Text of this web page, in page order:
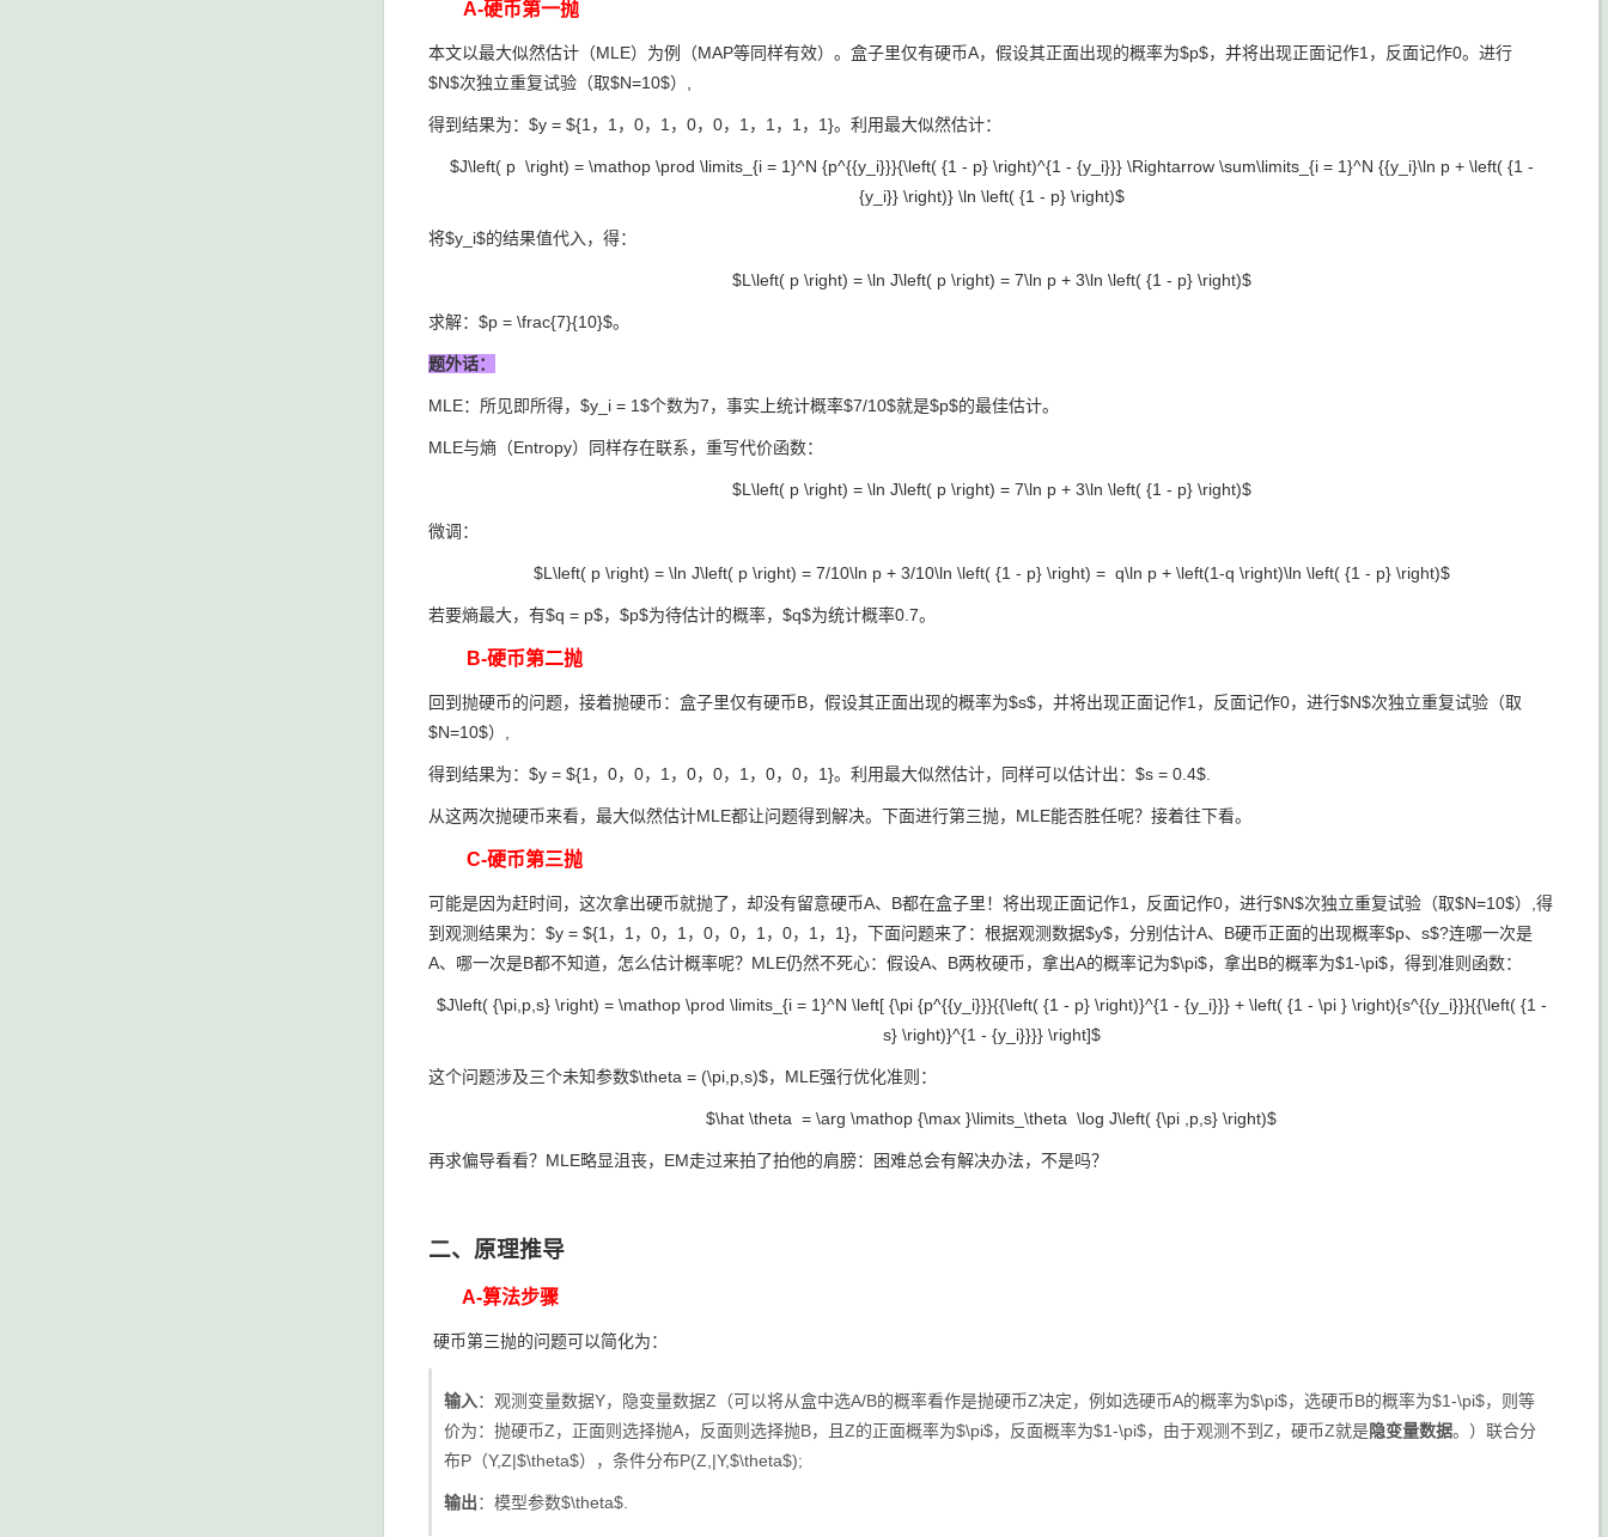
A-硬币第一抛
本文以最大似然估计（MLE）为例（MAP等同样有效）。盒子里仅有硬币A，假设其正面出现的概率为$p$，并将出现正面记作1，反面记作0。进行
$N$次独立重复试验（取$N=10$）,
得到结果为：$y = ${1，1，0，1，0，0，1，1，1，1}。利用最大似然估计：
$J\left( p \right) = \mathop \prod \limits_{i = 1}^N {p^{{y_i}}}{\left( {1 - p} \right)^{1 - {y_i}}} \Rightarrow \sum\limits_{i = 1}^N {{y_i}\ln p + \left( {1 -
{y_i}} \right)} \ln \left( {1 - p} \right)$
将$y_i$的结果值代入，得：
$L\left( p \right) = \ln J\left( p \right) = 7\ln p + 3\ln \left( {1 - p} \right)$
求解：$p = \frac{7}{10}$。
题外话：
MLE：所见即所得，$y_i = 1$个数为7，事实上统计概率$7/10$就是$p$的最佳估计。
MLE与熵（Entropy）同样存在联系，重写代价函数：
$L\left( p \right) = \ln J\left( p \right) = 7\ln p + 3\ln \left( {1 - p} \right)$
微调：
$L\left( p \right) = \ln J\left( p \right) = 7/10\ln p + 3/10\ln \left( {1 - p} \right) = q\ln p + \left(1-q \right)\ln \left( {1 - p} \right)$
若要熵最大，有$q = p$，$p$为待估计的概率，$q$为统计概率0.7。
B-硬币第二抛
回到抛硬币的问题，接着抛硬币：盒子里仅有硬币B，假设其正面出现的概率为$s$，并将出现正面记作1，反面记作0，进行$N$次独立重复试验（取
$N=10$）,
得到结果为：$y = ${1，0，0，1，0，0，1，0，0，1}。利用最大似然估计，同样可以估计出：$s = 0.4$.
从这两次抛硬币来看，最大似然估计MLE都让问题得到解决。下面进行第三抛，MLE能否胜任呢？接着往下看。
C-硬币第三抛
可能是因为赶时间，这次拿出硬币就抛了，却没有留意硬币A、B都在盒子里！将出现正面记作1，反面记作0，进行$N$次独立重复试验（取$N=10$）,得
到观测结果为：$y = ${1，1，0，1，0，0，1，0，1，1}，下面问题来了：根据观测数据$y$，分别估计A、B硬币正面的出现概率$p、s$?连哪一次是
A、哪一次是B都不知道，怎么估计概率呢？MLE仍然不死心：假设A、B两枚硬币，拿出A的概率记为$\pi$，拿出B的概率为$1-\pi$，得到准则函数：
$J\left( {\pi,p,s} \right) = \mathop \prod \limits_{i = 1}^N \left[ {\pi {p^{{y_i}}}{{\left( {1 - p} \right)}^{1 - {y_i}}} + \left( {1 - \pi } \right){s^{{y_i}}}{{\left( {1 -
s} \right)}^{1 - {y_i}}}} \right]$
这个问题涉及三个未知参数$\theta = (\pi,p,s)$，MLE强行优化准则：
$\hat \theta = \arg \mathop {\max }\limits_\theta \log J\left( {\pi ,p,s} \right)$
再求偏导看看？MLE略显沮丧，EM走过来拍了拍他的肩膀：困难总会有解决办法，不是吗？
二、原理推导
A-算法步骤
硬币第三抛的问题可以简化为：
输入：观测变量数据Y，隐变量数据Z（可以将从盒中选A/B的概率看作是抛硬币Z决定，例如选硬币A的概率为$\pi$，选硬币B的概率为$1-\pi$，则等
价为：抛硬币Z，正面则选择抛A，反面则选择抛B，且Z的正面概率为$\pi$，反面概率为$1-\pi$，由于观测不到Z，硬币Z就是隐变量数据。）联合分
布P（Y,Z|$\theta$），条件分布P(Z,|Y,$\theta$);
输出：模型参数$\theta$.